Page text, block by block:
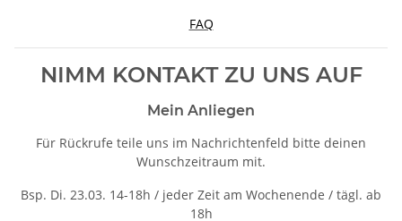
FAQ
NIMM KONTAKT ZU UNS AUF
Mein Anliegen
Für Rückrufe teile uns im Nachrichtenfeld bitte deinen
Wunschzeitraum mit.
Bsp. Di. 23.03. 14-18h / jeder Zeit am Wochenende / tägl. ab
18h